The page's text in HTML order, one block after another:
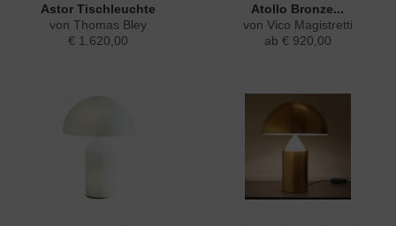
Astor Tischleuchte
von Thomas Bley
€ 1.620,00
Atollo Bronze...
von Vico Magistretti
ab € 920,00